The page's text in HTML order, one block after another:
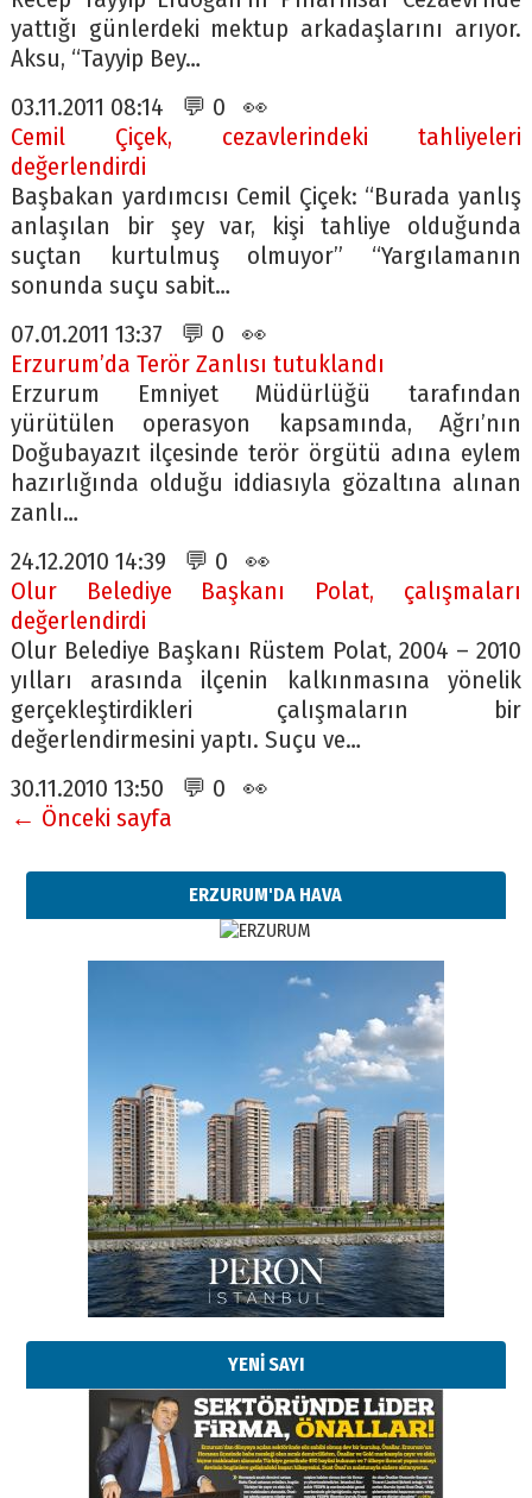
yattığı günlerdeki mektup arkadaşlarını arıyor.
Aksu, “Tayyip Bey…
03.11.2011 08:14 💬 0 👀
Cemil Çiçek, cezavlerindeki tahliyeleri
değerlendirdi
Başbakan yardımcısı Cemil Çiçek: “Burada yanlış
anlaşılan bir şey var, kişi tahliye olduğunda
suçtan kurtulmuş olmuyor” “Yargılamanın
sonunda suçu sabit…
07.01.2011 13:37 💬 0 👀
Erzurum’da Terör Zanlısı tutuklandı
Erzurum Emniyet Müdürlüğü tarafından
yürütülen operasyon kapsamında, Ağrı’nın
Doğubayazıt ilçesinde terör örgütü adına eylem
hazırlığında olduğu iddiasıyla gözaltına alınan
zanlı…
24.12.2010 14:39 💬 0 👀
Olur Belediye Başkanı Polat, çalışmaları
değerlendirdi
Olur Belediye Başkanı Rüstem Polat, 2004 – 2010
yılları arasında ilçenin kalkınmasına yönelik
gerçekleştirdikleri çalışmaların bir
değerlendirmesini yaptı. Suçu ve…
30.11.2010 13:50 💬 0 👀
← Önceki sayfa
ERZURUM'DA HAVA
YENİ SAYI
Esat BİNDESEN
Başkan Sekmen’den Erzurum’a
bir vizyon proje daha!
02 Ağustos 2026 Pazar
Kadir SABUNCUOĞLU
Erzurumspor’un köşe taşları
29 Haziran 2026 Pazartesi
Kenan GÜLERCİ
Murat Şahsuvaroğlu ERKON’da
çıtayı yukarı taşırken,
yönetimdekiler aşağı
çekmemeli!
17 Şubat 2026 SalıOrhan BOZKURT